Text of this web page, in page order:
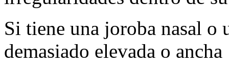
Si tiene una joroba nasal o
demasiado elevada o ancha